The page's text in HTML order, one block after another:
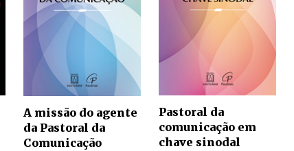
A missão do agente
da Pastoral da
Comunicação
Pastoral da
comunicação em
chave sinodal